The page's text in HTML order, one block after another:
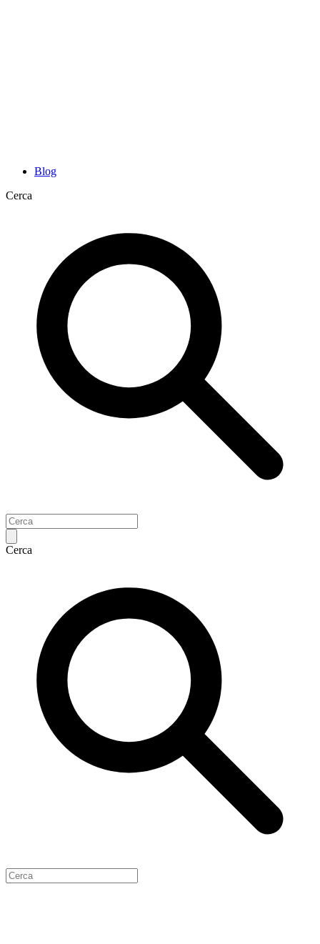
Blog
Cerca
Cerca